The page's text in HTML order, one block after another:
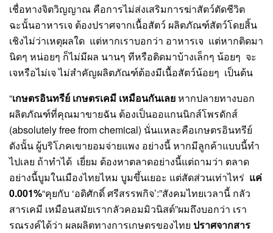
เชื่อทางจิตวิญญาณ คือการไม่ส่งเสริมการฆ่าสัตว์ตัดชีวิต
ฉะนั้นอาหารเจ ต้องปราศจากเนื้อสัตว์ ผลิตภัณฑ์สัตว์โดยสิ้น
เชิงไม่ว่าเหตุผลใด แต่หากเราบอกว่า อาหารเจ แต่หากติดมา
นิดๆ หน่อยๆ ก็ไม่มีผล นานๆ ทีหรือติดมาบ้างเล็กๆ น้อยๆ จะ
เจหรือไม่เจ ไม่สำคัญผลิตภัณฑ์ต้องมีเนื้อสัตว์น้อยๆ เป็นต้น
“เกษตรอินทรีย์ เกษตรเคมี เหมือนกันเลยหากปลายทางบอก
ผลิตภัณฑ์ที่คุณมาขายฉัน ต้องเป็นออแกนนิกส์โพรดักส์
(absolutely free from chemical) นั่นแหละคือเกษตรอินทรีย์
ดังนั้น ผู้บริโภคเขายอมจ่ายแพง อย่างนี้ หากมีลูกค้าแบบนี้ทำ
ไปเลย ถ้าทำได้ เยี่ยม ต้องหาตลาดอย่างนี้แต่ถามว่า ตลาด
อย่างนี้บูมในเมืองไทยไหม บูมขึ้นเยอะ แต่สัดส่วนเท่าไหร่ แค่
0.001%“คุยกับ ‘อดิศักดิ์ ศรีสรรพกิจ’:”สังคมไทยเวลานี้ กลัว
สารเคมี เหมือนสมัยเรากลัวคอมมิวนิสต์”ผมถึงบอกว่า เรา
รณรงค์ได้ว่า ผลผลิตทางการเกษตรของไทย ปราศจากสาร